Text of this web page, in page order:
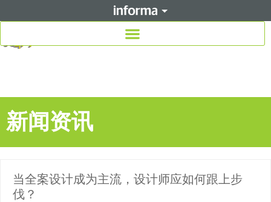
新闻资讯
当全案设计成为主流，设计师应如何跟上步
伐？